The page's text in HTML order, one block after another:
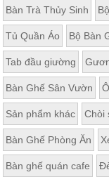
Bàn Trà Thủy Sinh
Tủ Quần Áo Bộ Bàn
Tab đầu giường
Bàn Ghế Sân Vườn
Sản phẩm khác Chòi
Bàn Ghế Phòng Ăn
Bàn ghế quán cafe